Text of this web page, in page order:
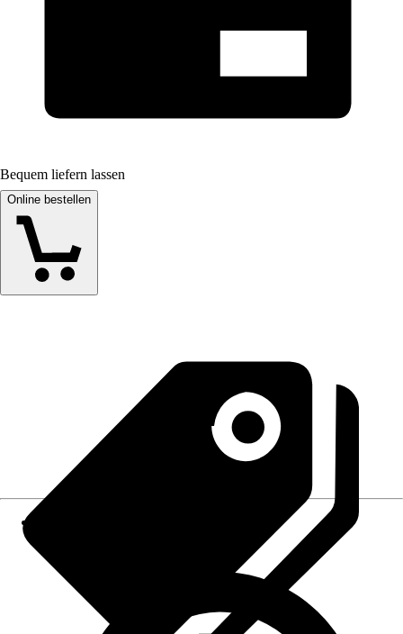
Bequem liefern lassen
Online bestellen